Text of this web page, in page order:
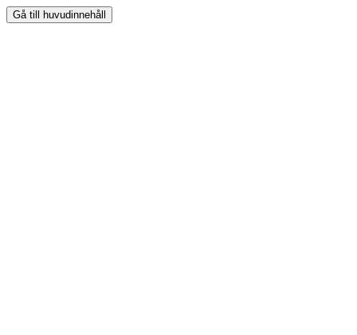
Gå till huvudinnehåll